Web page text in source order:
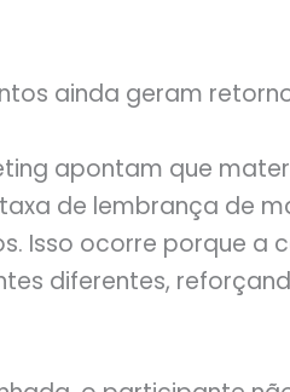
ainda geram
apontam que
de lembrança de
Isso ocorre porque a
diferentes,